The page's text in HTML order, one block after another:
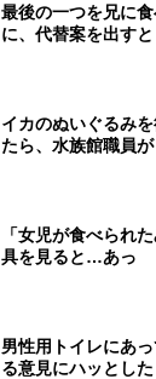
最後の一つを兄に
に、代替案を出すと
イカのぬいぐるみ
たら、水族館職員が
「女児が食べられ
具を見ると…あっ
男性用トイレにあ
る意見にハッとした